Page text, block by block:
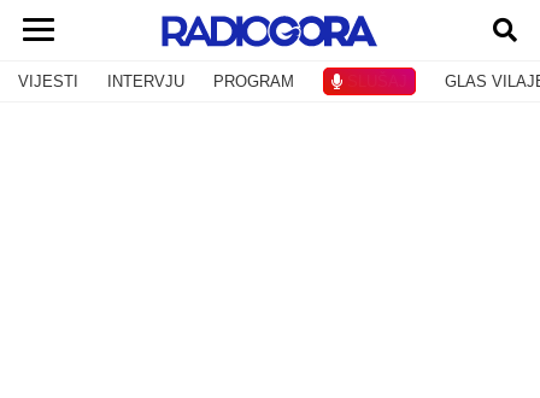
VIJESTI INTERVJU PROGRAM SLUŠAJ GLAS